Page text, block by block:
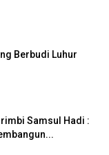
Berbudi Luhur
Samsul Hadi :